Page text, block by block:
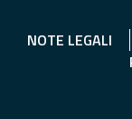
NOTE LEGALI